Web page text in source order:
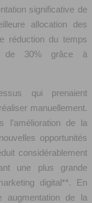
significative de
allocation des
réduction du temps
de 30% grâce à
qui prenaient
manuellement.
l’amélioration de la
opportunités
considérablement
une plus grande
digital**. En
augmentation de la